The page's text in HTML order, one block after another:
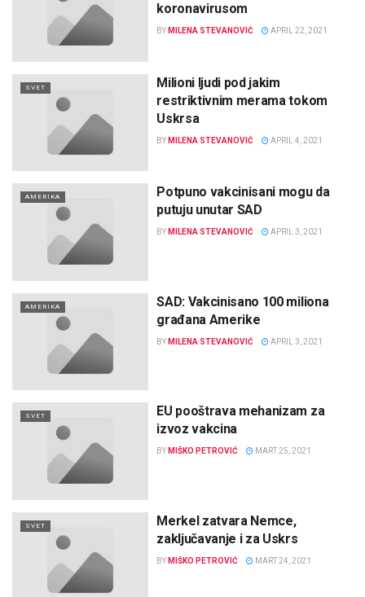
koronavirusom
BY MILENA STEVANOVIĆ APRIL 22, 2021
SVET
Milioni ljudi pod jakim
restriktivnim merama tokom
Uskrsa
BY MILENA STEVANOVIĆ APRIL 4, 2021
AMERIKA
Potpuno vakcinisani mogu da
putuju unutar SAD
BY MILENA STEVANOVIĆ APRIL 3, 2021
AMERIKA
SAD: Vakcinisano 100 miliona
građana Amerike
BY MILENA STEVANOVIĆ APRIL 3, 2021
SVET
EU pooštrava mehanizam za
izvoz vakcina
BY MIŠKO PETROVIĆ MART 25, 2021
SVET
Merkel zatvara Nemce,
zaključavanje i za Uskrs
BY MIŠKO PETROVIĆ MART 24, 2021